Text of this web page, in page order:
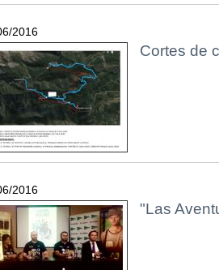
2016
Cortes de
2016
"Las